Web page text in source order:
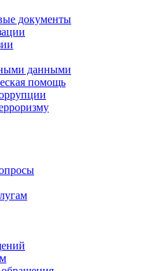
документы
данными
помощь